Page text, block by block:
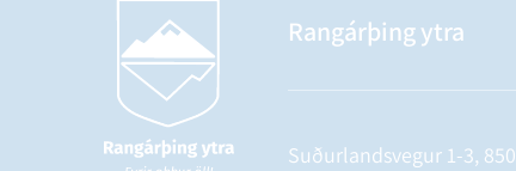
Rangárþing ytra
Suðurlandsvegur 1-3, 850